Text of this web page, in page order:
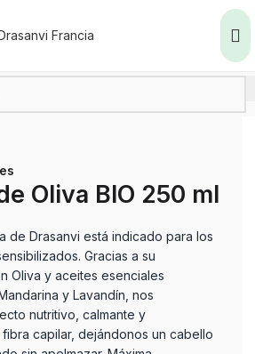
Oliva BIO 250 ml
de Drasanvi está indicado para los
Gracias a su
Oliva y aceites esenciales
y Lavandín, nos
nutritivo, calmante y
capilar, dejándonos un cabello